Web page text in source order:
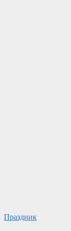
Праздник